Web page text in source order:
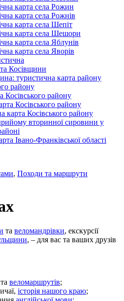
карта села Рожин
карта села Рожнів
карта села Шепіт
карта села Шешори
карта села Яблунів
карта села Яворів
Косівщини
туристична карта району
району
Косівського району
Косівського району
карта Косівського району
вторинної сировини у
Івано-Франківської області
, Походи та маршрути
та веломандрівки, екскурсії
, – для вас та ваших друзів
та веломаршрутів;
історія нашого краю;